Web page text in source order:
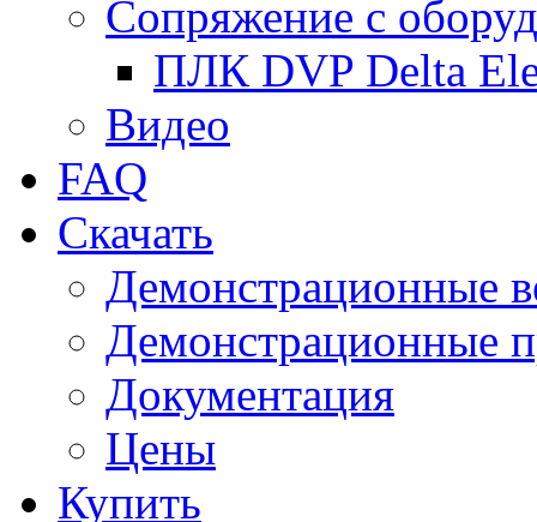
Сопряжение с
ПЛК DVP Delta
Видео
FAQ
Скачать
Демонстрационные
Демонстрационные
Документация
Цены
Купить